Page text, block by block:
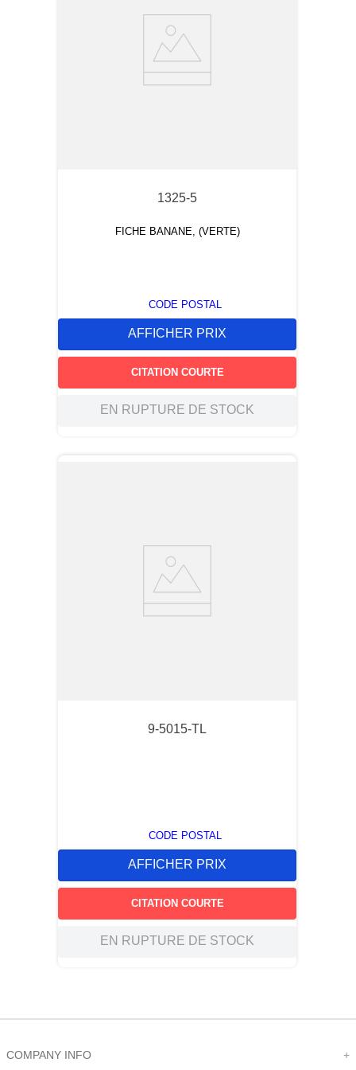
1325-5
FICHE BANANE, (VERTE)
CODE POSTAL
AFFICHER PRIX
CITATION COURTE
EN RUPTURE DE STOCK
9-5015-TL
CODE POSTAL
AFFICHER PRIX
CITATION COURTE
EN RUPTURE DE STOCK
COMPANY INFO
+